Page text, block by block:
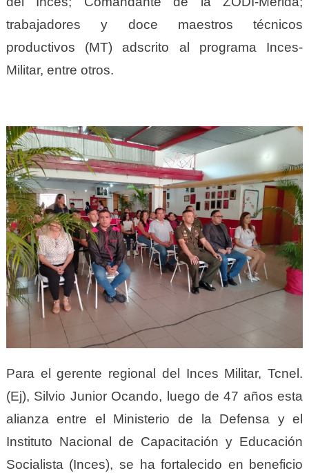
trabajadores y doce maestros técnicos
productivos (MT) adscrito al programa Inces-
Militar, entre otros.
Para el gerente regional del Inces Militar, Tcnel.
(Ej), Silvio Junior Ocando, luego de 47 años esta
alianza entre el Ministerio de la Defensa y el
Instituto Nacional de Capacitación y Educación
Socialista (Inces), se ha fortalecido en beneficio